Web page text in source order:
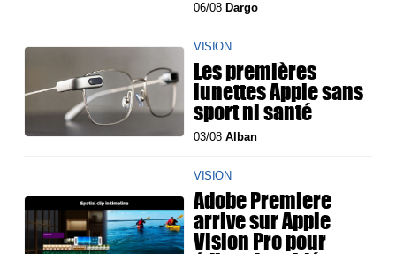
06/08 Dargo
VISION
Les premières
lunettes Apple sans
sport ni santé
03/08Alban
VISION
Adobe Premiere
arrive sur Apple
Vision Pro pour